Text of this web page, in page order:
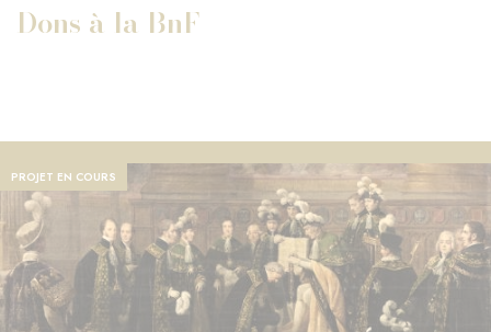
Dons à la BnF
PROJET EN COURS